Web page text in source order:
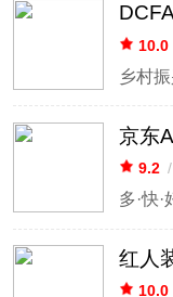
10.0
乡村
京东
9.2 /
多·快·
红人
10.0